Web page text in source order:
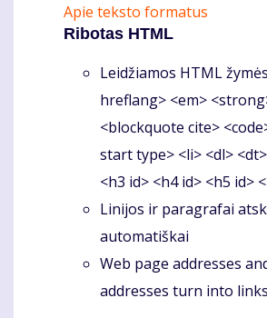
Apie teksto formatus
Ribotas HTML
Leidžiamos HTML
hreflang> <em>
<blockquote cite>
start type> <li> <dl>
<h3 id> <h4 id> <h5 id>
Linijos ir paragrafai
automatiškai
Web page addresses
addresses turn into